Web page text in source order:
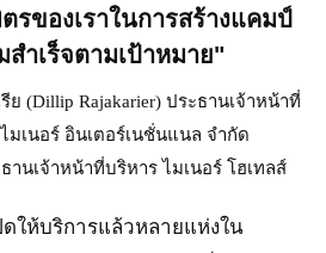
ของเราในการสร้างแคมป์
ำเร็จตามเป้าหมาย
ย (Dillip Rajakarier) ประธานเจ้าหน้าที่
เนอร์ อินเตอร์เนชั่นแนล จำกัด
นเจ้าหน้าที่บริหาร ไมเนอร์ โฮเทลส์
ให้บริการแล้วหลายแห่งใน